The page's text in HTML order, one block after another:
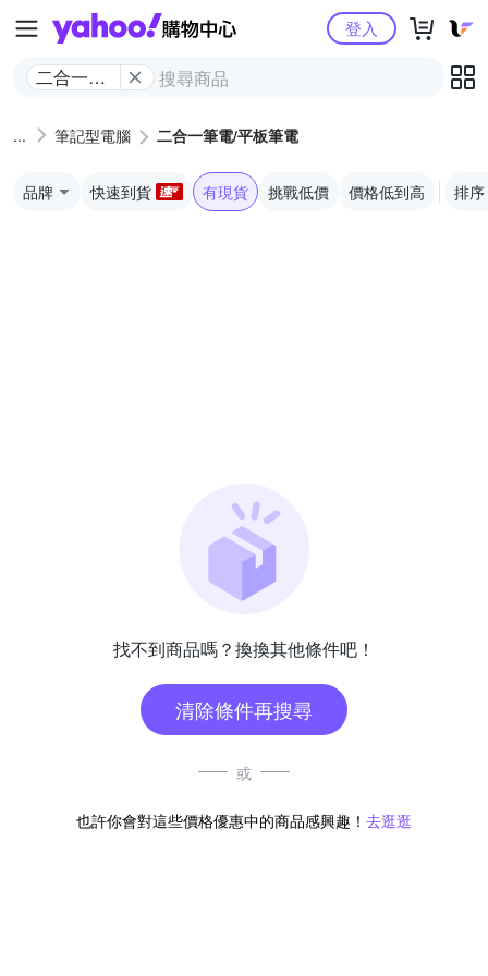
Yahoo購物中心
二合一筆
電
登入
筆記型電腦 二合一筆電/平板筆電
品牌 快速到貨 有現貨 挑戰低價 價格低到高 排序
找不到商品嗎？換換其他條件吧！
清除條件再搜尋
或
也許你會對這些價格優惠中的商品感興趣！ 去逛逛